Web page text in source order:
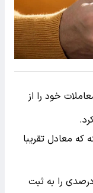
خود را از
درصدی داشته که معادل تقریبا
قیمت دلار در شش ماه اخیر نیز رشد 71 درصدی را به ثبت